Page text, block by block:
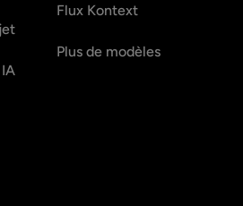
Flux Kontext
Plus de modèles